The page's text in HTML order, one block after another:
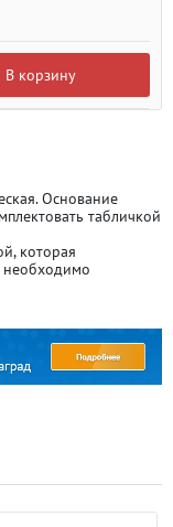
В корзину
Основание
табличкой
которая
необходимо